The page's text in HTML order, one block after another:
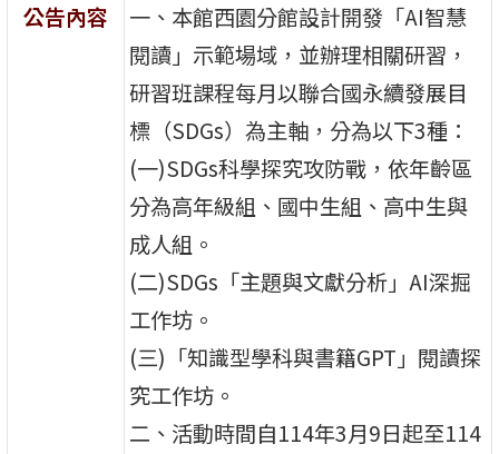
公告內容
一、本館西園分館設計開發「AI智慧
閱讀」示範場域，並辦理相關研習，
研習班課程每月以聯合國永續發展目
標（SDGs）為主軸，分為以下3種：
(一)SDGs科學探究攻防戰，依年齡區
分為高年級組、國中生組、高中生與
成人組。
(二)SDGs「主題與文獻分析」AI深掘
工作坊。
(三)「知識型學科與書籍GPT」閱讀探
究工作坊。
二、活動時間自114年3月9日起至114